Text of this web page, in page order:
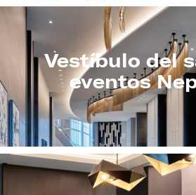
Vestíbulo del
eventos